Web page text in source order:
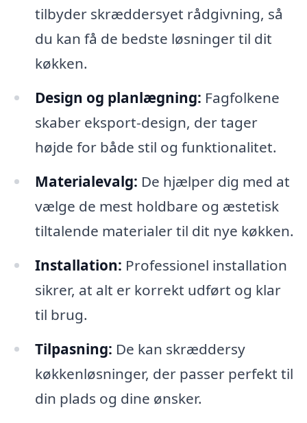
tilbyder skræddersyet rådgivning, så
du kan få de bedste løsninger til dit
køkken.
Design og planlægning: Fagfolkene
skaber eksport-design, der tager
højde for både stil og funktionalitet.
Materialevalg: De hjælper dig med at
vælge de mest holdbare og æstetisk
tiltalende materialer til dit nye køkken.
Installation: Professionel installation
sikrer, at alt er korrekt udført og klar
til brug.
Tilpasning: De kan skræddersy
køkkenløsninger, der passer perfekt til
din plads og dine ønsker.